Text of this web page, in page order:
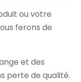
ou votre
ferons de
et des
perte de qualité.